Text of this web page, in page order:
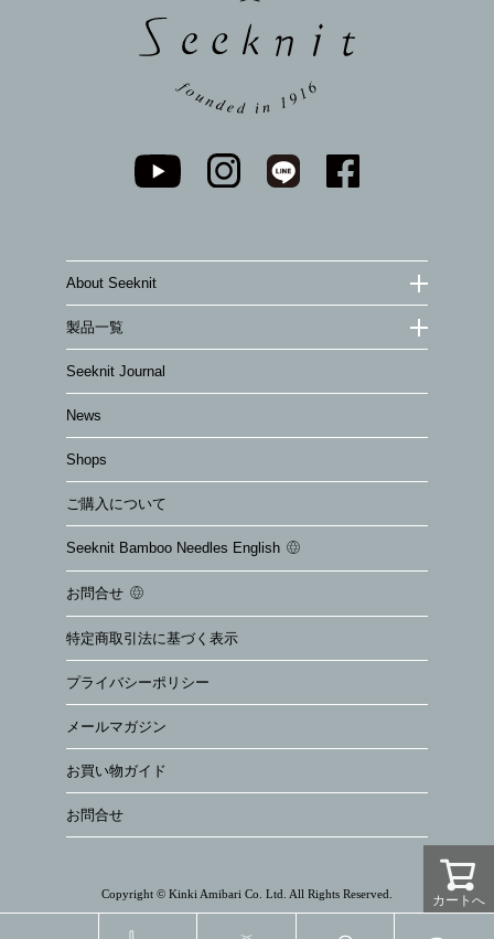
About Seeknit
製品一覧
Seeknit Journal
News
Shops
ご購入について
Seeknit Bamboo Needles English
お問合せ
特定商取引法に基づく表示
プライバシーポリシー
メールマガジン
お買い物ガイド
お問合せ
Copyright © Kinki Amibari Co. Ltd. All Rights Reserved. カートへ